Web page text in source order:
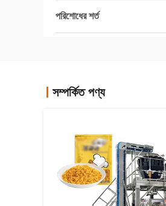
পরিশোধের শর্ত
সম্পর্কিত পণ্য